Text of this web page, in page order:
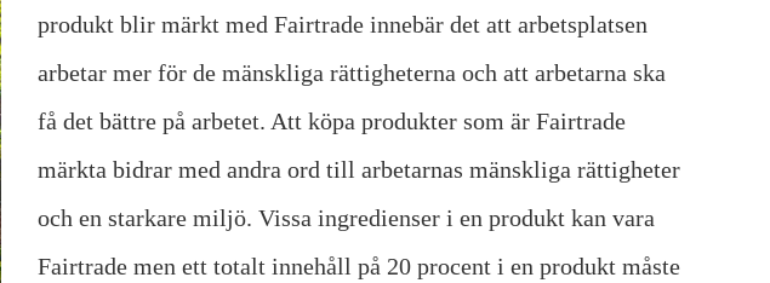
produkt blir märkt med Fairtrade innebär det att arbetsplatsen
arbetar mer för de mänskliga rättigheterna och att arbetarna ska
få det bättre på arbetet. Att köpa produkter som är Fairtrade
märkta bidrar med andra ord till arbetarnas mänskliga rättigheter
och en starkare miljö. Vissa ingredienser i en produkt kan vara
Fairtrade men ett totalt innehåll på 20 procent i en produkt måste